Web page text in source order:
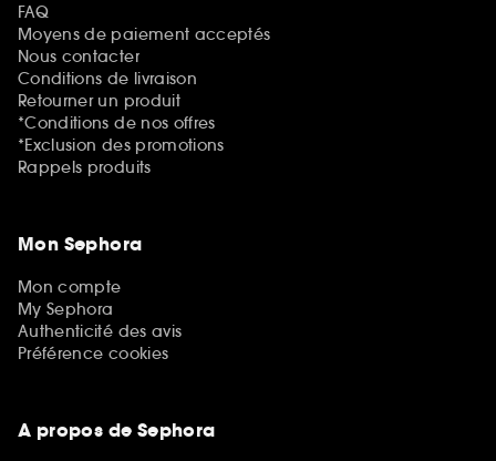
FAQ
Moyens de paiement acceptés
Nous contacter
Conditions de livraison
Retourner un produit
*Conditions de nos offres
*Exclusion des promotions
Rappels produits
Mon Sephora
Mon compte
My Sephora
Authenticité des avis
Préférence cookies
A propos de Sephora